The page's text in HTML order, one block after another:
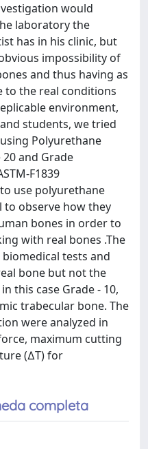
would
laboratory the
has in his clinic, but
impossibility of
and thus having as
to the real conditions
environment,
students, we tried
Polyurethane
20 and Grade
F1839
use polyurethane
to observe how they
bones in order to
with real bones .The
tests and
bone but not the
this case Grade - 10,
trabecular bone. The
were analyzed in
maximum cutting
(∆T) for
completa